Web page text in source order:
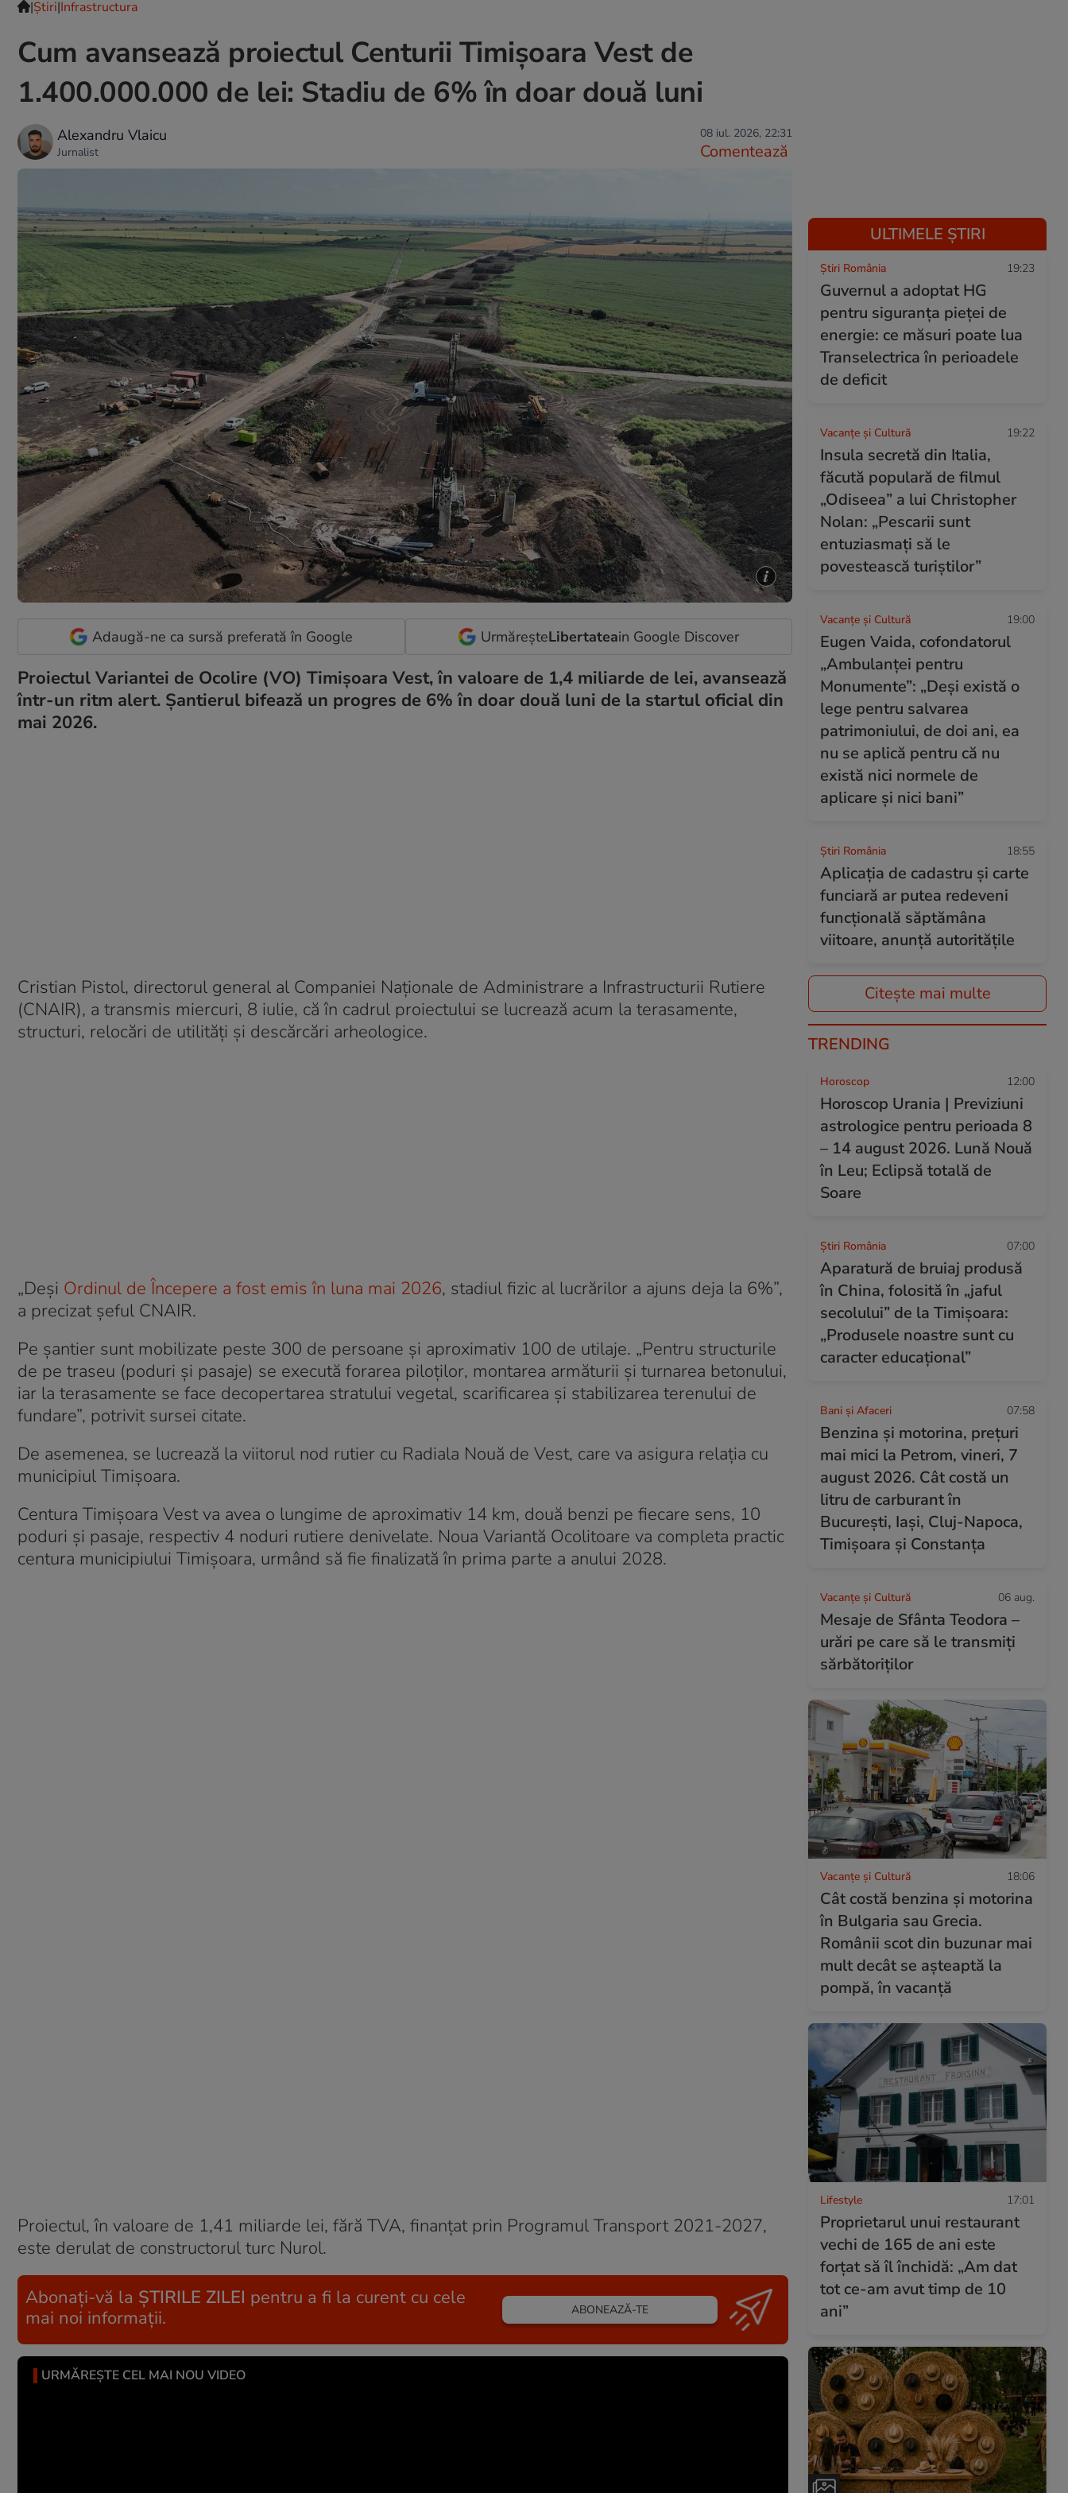
|Ştiri|Infrastructura
Cum avansează proiectul Centurii Timișoara Vest de
1.400.000.000 de lei: Stadiu de 6% în doar două luni
Alexandru Vlaicu
Jurnalist
08 iul. 2026, 22:31
Comentează
Adaugă-ne ca sursă preferată în Google UrmăreșteLibertateain Google Discover
Proiectul Variantei de Ocolire (VO) Timișoara Vest, în valoare de 1,4 miliarde de lei, avansează
într-un ritm alert. Șantierul bifează un progres de 6% în doar două luni de la startul oficial din
mai 2026.
Cristian Pistol, directorul general al Companiei Naționale de Administrare a Infrastructurii Rutiere
(CNAIR), a transmis miercuri, 8 iulie, că în cadrul proiectului se lucrează acum la terasamente,
structuri, relocări de utilități și descărcări arheologice.
„Deși Ordinul de Începere a fost emis în luna mai 2026, stadiul fizic al lucrărilor a ajuns deja la 6%”,
a precizat șeful CNAIR.
Pe șantier sunt mobilizate peste 300 de persoane și aproximativ 100 de utilaje. „Pentru structurile
de pe traseu (poduri și pasaje) se execută forarea piloților, montarea armăturii și turnarea betonului,
iar la terasamente se face decopertarea stratului vegetal, scarificarea și stabilizarea terenului de
fundare”, potrivit sursei citate.
De asemenea, se lucrează la viitorul nod rutier cu Radiala Nouă de Vest, care va asigura relația cu
municipiul Timișoara.
Centura Timișoara Vest va avea o lungime de aproximativ 14 km, două benzi pe fiecare sens, 10
poduri și pasaje, respectiv 4 noduri rutiere denivelate. Noua Variantă Ocolitoare va completa practic
centura municipiului Timișoara, urmând să fie finalizată în prima parte a anului 2028.
Proiectul, în valoare de 1,41 miliarde lei, fără TVA, finanțat prin Programul Transport 2021-2027,
este derulat de constructorul turc Nurol.
Abonați-vă la ȘTIRILE ZILEI pentru a fi la curent cu cele
mai noi informații.
ABONEAZĂ-TE
URMĂREȘTE CEL MAI NOU VIDEO
ULTIMELE ȘTIRI
Știri România 19:23
Guvernul a adoptat HG
pentru siguranța pieței de
energie: ce măsuri poate lua
Transelectrica în perioadele
de deficit
Vacanțe și Cultură 19:22
Insula secretă din Italia,
făcută populară de filmul
„Odiseea” a lui Christopher
Nolan: „Pescarii sunt
entuziasmați să le
povestească turiștilor”
Vacanțe și Cultură 19:00
Eugen Vaida, cofondatorul
„Ambulanței pentru
Monumente”: „Deși există o
lege pentru salvarea
patrimoniului, de doi ani, ea
nu se aplică pentru că nu
există nici normele de
aplicare și nici bani”
Știri România 18:55
Aplicația de cadastru și carte
funciară ar putea redeveni
funcțională săptămâna
viitoare, anunță autoritățile
Citește mai multe
TRENDING
Horoscop 12:00
Horoscop Urania | Previziuni
astrologice pentru perioada 8
– 14 august 2026. Lună Nouă
în Leu; Eclipsă totală de
Soare
Știri România 07:00
Aparatură de bruiaj produsă
în China, folosită în „jaful
secolului” de la Timișoara:
„Produsele noastre sunt cu
caracter educațional”
Bani și Afaceri 07:58
Benzina și motorina, prețuri
mai mici la Petrom, vineri, 7
august 2026. Cât costă un
litru de carburant în
București, Iași, Cluj-Napoca,
Timișoara și Constanța
Vacanțe și Cultură 06 aug.
Mesaje de Sfânta Teodora –
urări pe care să le transmiți
sărbătoriților
Vacanțe și Cultură 18:06
Cât costă benzina și motorina
în Bulgaria sau Grecia.
Românii scot din buzunar mai
mult decât se așteaptă la
pompă, în vacanță
Lifestyle 17:01
Proprietarul unui restaurant
vechi de 165 de ani este
forțat să îl închidă: „Am dat
tot ce-am avut timp de 10
ani”